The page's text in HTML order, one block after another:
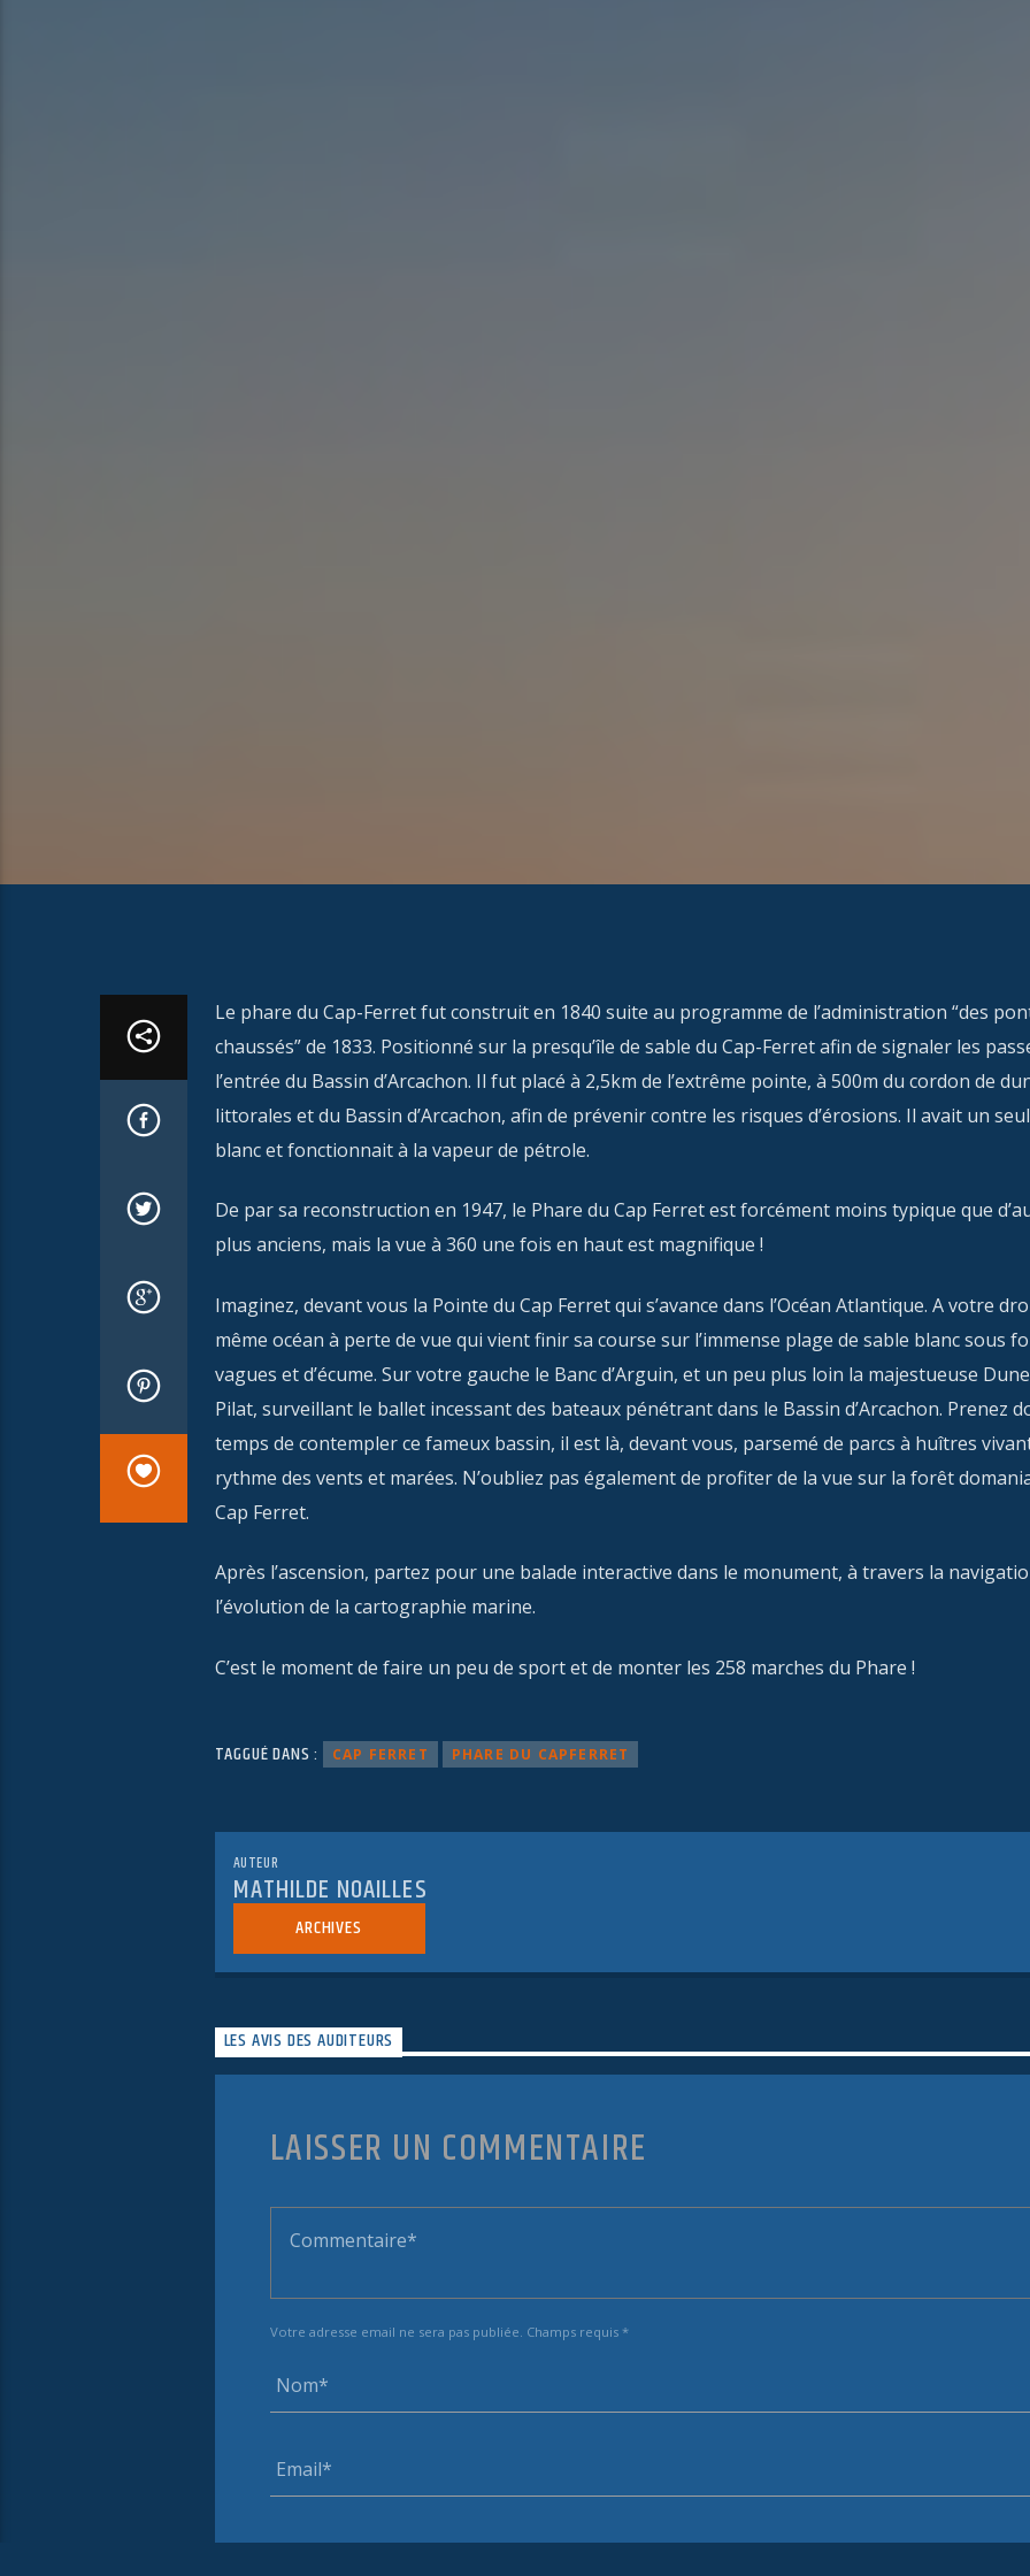
Le phare du Cap-Ferret fut construit en 1840 suite au programme de l’administration “des
chaussés” de 1833. Positionné sur la presqu’île de sable du Cap-Ferret afin de signaler les
l’entrée du Bassin d’Arcachon. Il fut placé à 2,5km de l’extrême pointe, à 500m du cordon de
littorales et du Bassin d’Arcachon, afin de prévenir contre les risques d’érosions. Il avait un
blanc et fonctionnait à la vapeur de pétrole.
De par sa reconstruction en 1947, le Phare du Cap Ferret est forcément moins typique que
plus anciens, mais la vue à 360 une fois en haut est magnifique !
Imaginez, devant vous la Pointe du Cap Ferret qui s’avance dans l’Océan Atlantique. A votre
même océan à perte de vue qui vient finir sa course sur l’immense plage de sable blanc sous
vagues et d’écume. Sur votre gauche le Banc d’Arguin, et un peu plus loin la majestueuse
Pilat, surveillant le ballet incessant des bateaux pénétrant dans le Bassin d’Arcachon. Prenez
temps de contempler ce fameux bassin, il est là, devant vous, parsemé de parcs à huîtres
rythme des vents et marées. N’oubliez pas également de profiter de la vue sur la forêt
Cap Ferret.
Après l’ascension, partez pour une balade interactive dans le monument, à travers la
l’évolution de la cartographie marine.
C’est le moment de faire un peu de sport et de monter les 258 marches du Phare !
TAGGUÉ DANS : CAP FERRET PHARE DU CAPFERRET
AUTEUR
MATHILDE NOAILLES
ARCHIVES
LES AVIS DES AUDITEURS
LAISSER UN COMMENTAIRE
Votre adresse email ne sera pas publiée. Champs requis *